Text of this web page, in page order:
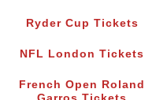
Ryder Cup Tickets
NFL London Tickets
French Open Roland